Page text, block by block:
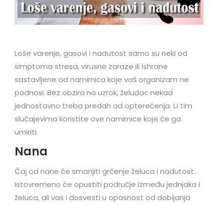
Loše varenje, gasovi i nadutost samo su neki od
simptoma stresa, virusne zaraze ili ishrane
sastavljene od namirnica koje vaš organizam ne
podnosi. Bez obzira na uzrok, želudac nekad
jednostavno treba predah od opterećenja. U tim
slučajevima koristite ove namirnice koje će ga
umiriti.
Nana
Čaj od nane će smanjiti grčenje želuca i nadutost.
Istovremeno će opustiti područje između jednjaka i
želuca, ali vas i dosvesti u opasnost od dobijanja